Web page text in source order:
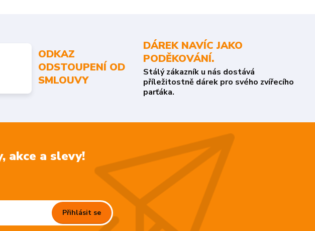
ODKAZ
ODSTOUPENÍ OD
SMLOUVY
DÁREK NAVÍC JAKO
PODĚKOVÁNÍ.
Stálý zákazník u nás dostává
příležitostně dárek pro svého zvířecího
parťáka.
akce a slevy!
Přihlásit se